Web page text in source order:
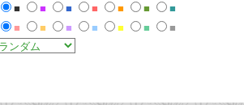
■ ■ ■ ■ ■ ■
■
■ ■ ■ ■ ■ ■
■